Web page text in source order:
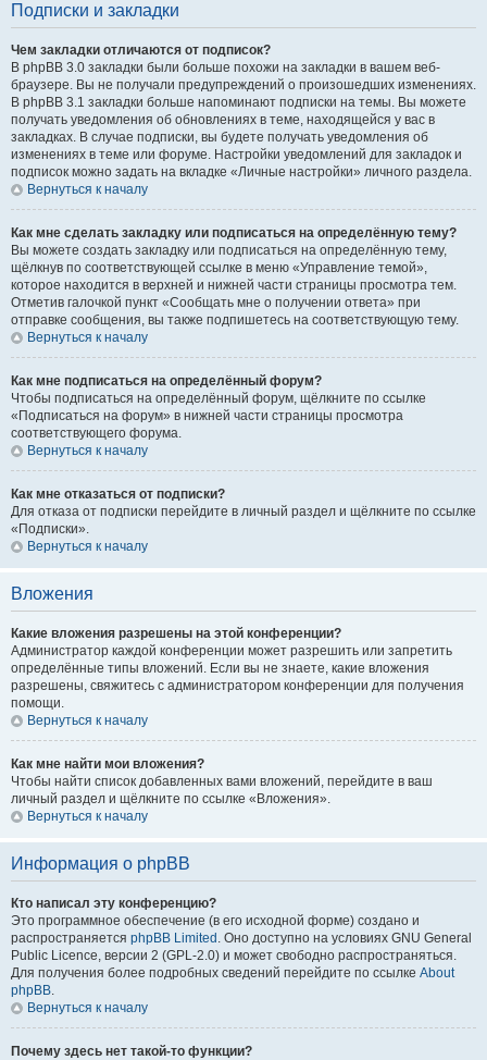
Подписки и закладки
Чем закладки отличаются от подписок?
В phpBB 3.0 закладки были больше похожи на закладки в вашем веб-
браузере. Вы не получали предупреждений о произошедших изменениях.
В phpBB 3.1 закладки больше напоминают подписки на темы. Вы можете
получать уведомления об обновлениях в теме, находящейся у вас в
закладках. В случае подписки, вы будете получать уведомления об
изменениях в теме или форуме. Настройки уведомлений для закладок и
подписок можно задать на вкладке «Личные настройки» личного раздела.
Вернуться к началу
Как мне сделать закладку или подписаться на определённую тему?
Вы можете создать закладку или подписаться на определённую тему,
щёлкнув по соответствующей ссылке в меню «Управление темой»,
которое находится в верхней и нижней части страницы просмотра тем.
Отметив галочкой пункт «Сообщать мне о получении ответа» при
отправке сообщения, вы также подпишетесь на соответствующую тему.
Вернуться к началу
Как мне подписаться на определённый форум?
Чтобы подписаться на определённый форум, щёлкните по ссылке
«Подписаться на форум» в нижней части страницы просмотра
соответствующего форума.
Вернуться к началу
Как мне отказаться от подписки?
Для отказа от подписки перейдите в личный раздел и щёлкните по ссылке
«Подписки».
Вернуться к началу
Вложения
Какие вложения разрешены на этой конференции?
Администратор каждой конференции может разрешить или запретить
определённые типы вложений. Если вы не знаете, какие вложения
разрешены, свяжитесь с администратором конференции для получения
помощи.
Вернуться к началу
Как мне найти мои вложения?
Чтобы найти список добавленных вами вложений, перейдите в ваш
личный раздел и щёлкните по ссылке «Вложения».
Вернуться к началу
Информация о phpBB
Кто написал эту конференцию?
Это программное обеспечение (в его исходной форме) создано и
распространяется phpBB Limited . Оно доступно на условиях GNU General
Public Licence, версии 2 (GPL-2.0) и может свободно распространяться.
Для получения более подробных сведений перейдите по ссылке About
phpBB.
Вернуться к началу
Почему здесь нет такой-то функции?